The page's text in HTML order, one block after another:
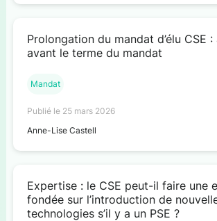
Prolongation du mandat d’élu CSE
avant le terme du mandat
Mandat
Publié le 25 mars 2026
Anne-Lise Castell
Expertise : le CSE peut-il faire une
fondée sur l’introduction de
technologies s’il y a un PSE ?